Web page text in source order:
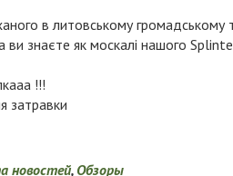
в литовському громадському
ви знаєте як москалі нашого
!!!
затравки
новостей, Обзоры